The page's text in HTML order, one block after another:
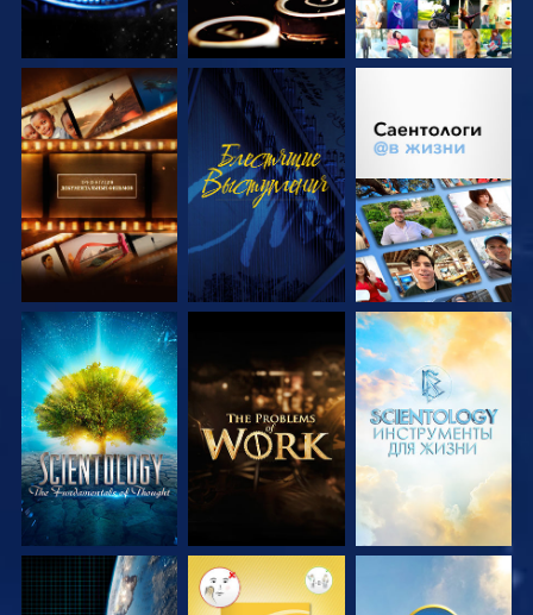
СМОТРЕТЬ
ПЕРЕДАЧИ
СМОТРЕТЬ
СМОТРЕТЬ
СМОТРЕТЬ
ПЕРЕДАЧИ
СМОТРЕТЬ
ПЕРЕДАЧИ
СМОТРЕТЬ
ПЕРЕДАЧИ